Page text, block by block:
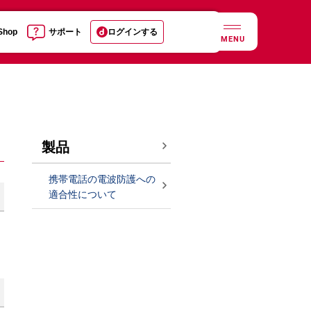
サポート ログインする
MENU
製品
携帯電話の電波防護への
適合性について